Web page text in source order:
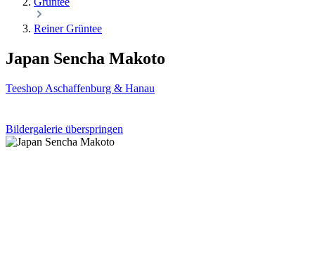
Reiner Grüntee
Japan Sencha Makoto
Teeshop Aschaffenburg & Hanau
Bildergalerie überspringen